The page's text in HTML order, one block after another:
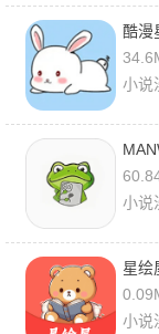
酷漫
小说
小说
星绘
小说